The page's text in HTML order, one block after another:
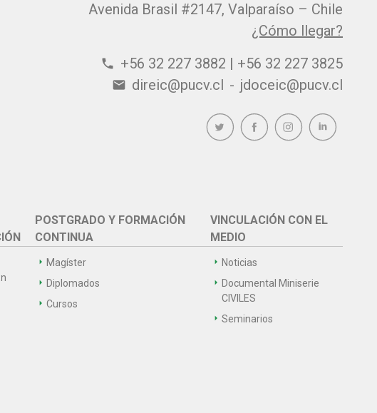
Avenida Brasil #2147, Valparaíso – Chile
¿Cómo llegar?
phone +56 32 227 3882 | +56 32 227 3825
email direic@pucv.cl - jdoceic@pucv.cl
POSTGRADO Y FORMACIÓN
CONTINUA
Magíster
Diplomados
Cursos
VINCULACIÓN CON EL
MEDIO
Noticias
Documental Miniserie
CIVILES
Seminarios